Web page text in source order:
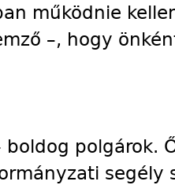
működnie
–, hogy
boldog polgárok.
segély